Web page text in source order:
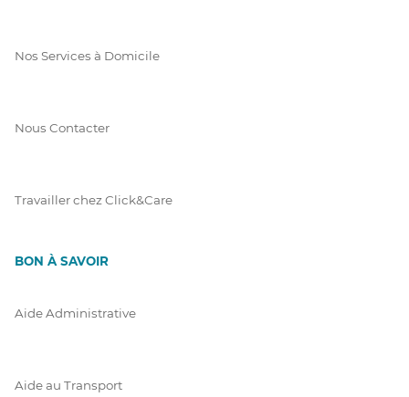
Nos Services à Domicile
Nous Contacter
Travailler chez Click&Care
BON À SAVOIR
Aide Administrative
Aide au Transport